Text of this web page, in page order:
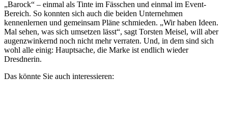
„Barock“ – einmal als Tinte im Fässchen und einmal im Event-
Bereich. So konnten sich auch die beiden Unternehmen
kennenlernen und gemeinsam Pläne schmieden. „Wir haben Ideen.
Mal sehen, was sich umsetzen lässt“, sagt Torsten Meisel, will aber
augenzwinkernd noch nicht mehr verraten. Und, in dem sind sich
wohl alle einig: Hauptsache, die Marke ist endlich wieder
Dresdnerin.
Das könnte Sie auch interessieren: